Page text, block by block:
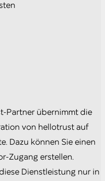
Partner übernimmt die
von hellotrust auf
Dazu können Sie einen
Zugang erstellen.
Dienstleistung nur in